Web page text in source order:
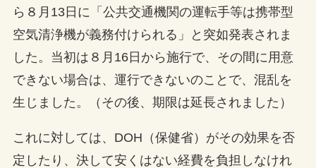
ら８月13日に「公共交通機関の運転手等は携帯型
空気清浄機が義務付けられる」と突如発表されま
した。当初は８月16日から施行で、その間に用意
できない場合は、運行できないのことで、混乱を
生じました。（その後、期限は延長されました）
これに対しては、DOH（保健省）がその効果を否
定したり、決して安くはない経費を負担しなけれ